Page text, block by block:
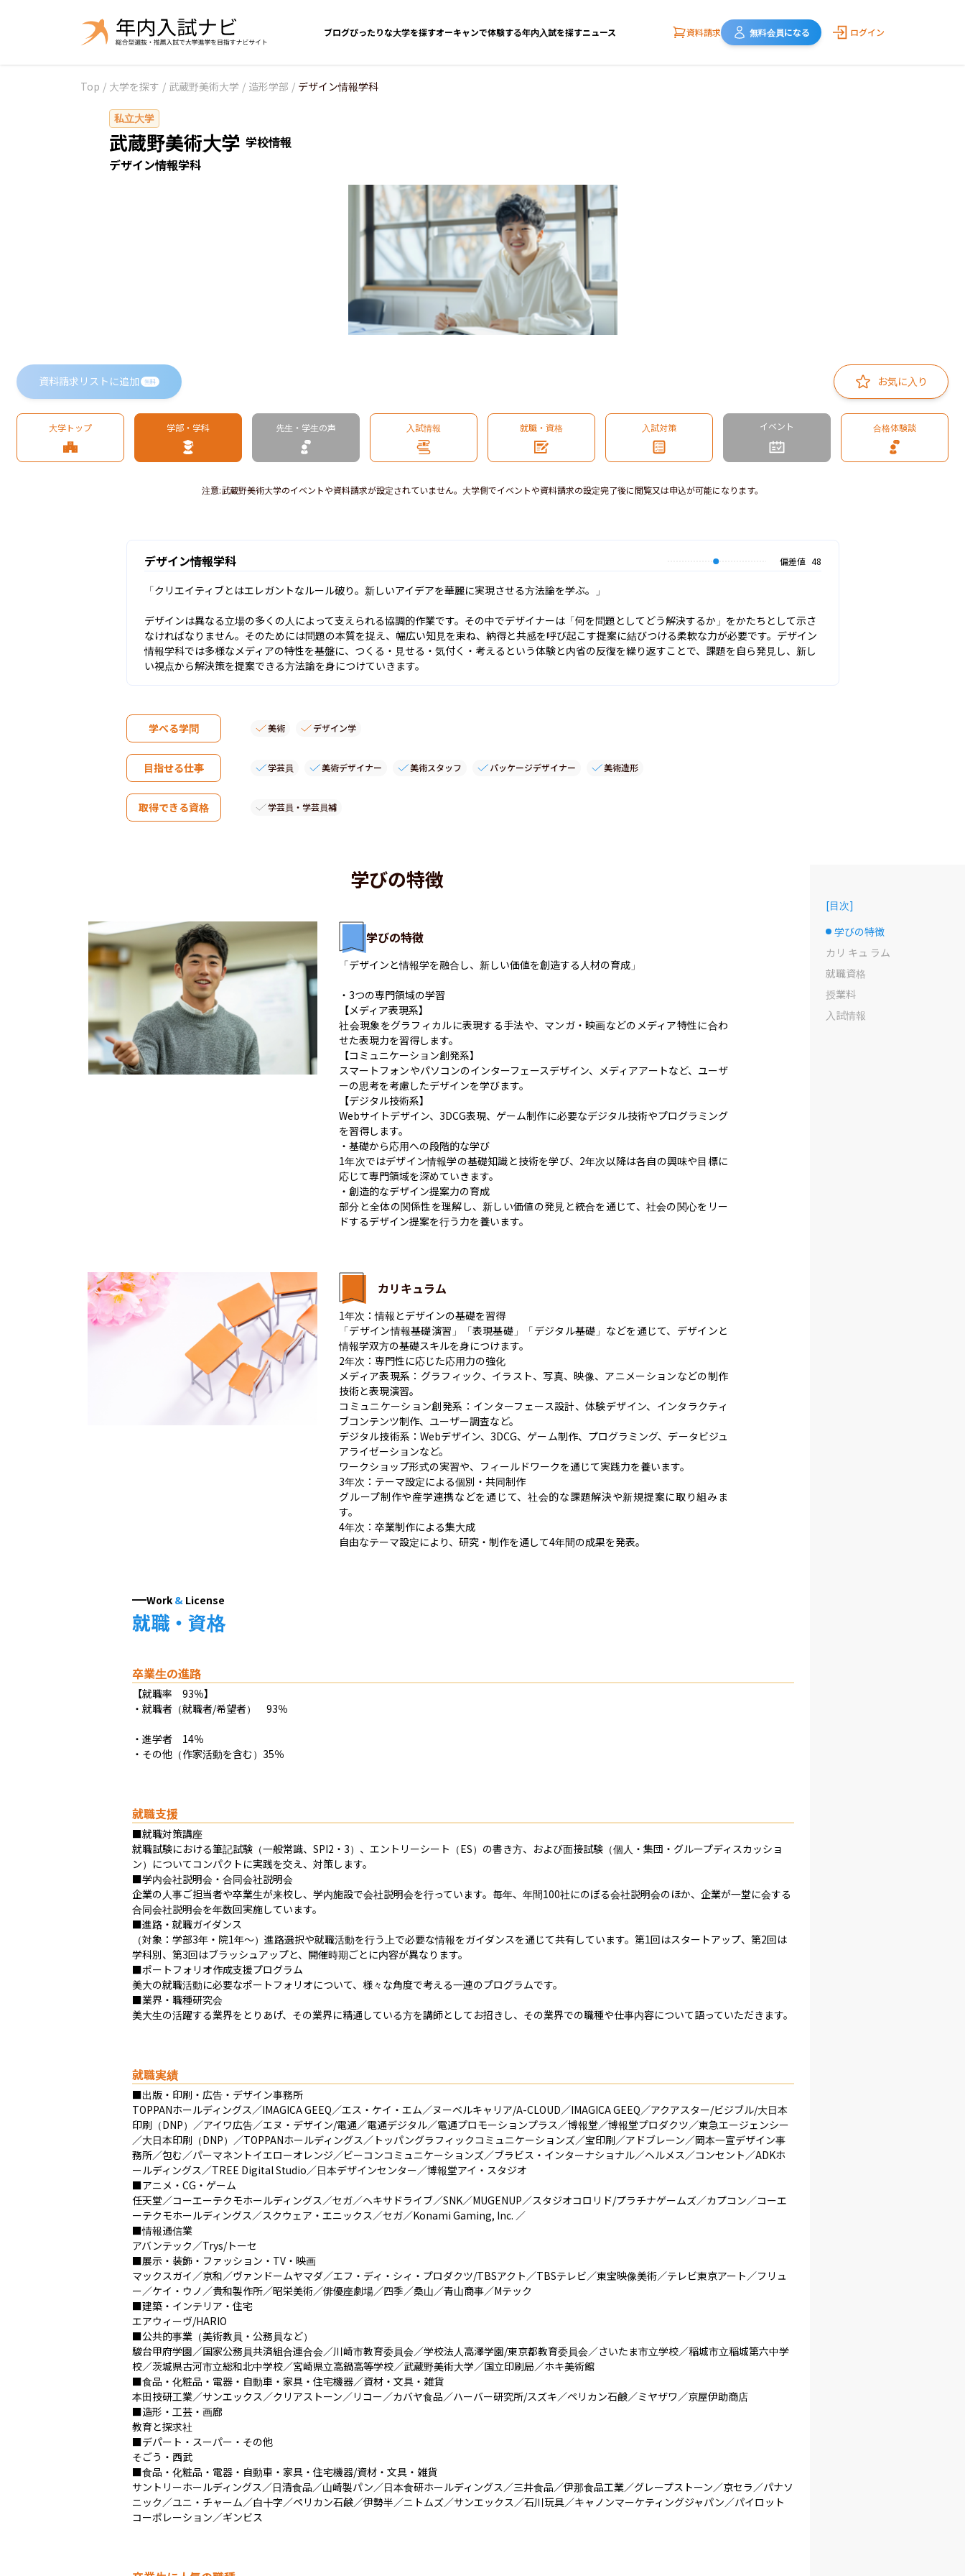
ブログぴったりな大学を探すオーキャンで体験する年内入試を探すニュース 資料請求 無料会員になる ログイン
Top / 大学を探す / 武蔵野美術大学 / 造形学部 / デザイン情報学科
私立大学
武蔵野美術大学 学校情報
デザイン情報学科
資料請求リストに追加 無料 お気に入り
大学トップ 学部・学科 先生・学生の声 入試情報 就職・資格 入試対策 イベント 合格体験談
注意:武蔵野美術大学のイベントや資料請求が設定されていません。大学側でイベントや資料請求の設定完了後に閲覧又は申込が可能になります。
デザイン情報学科 偏差値 48
「クリエイティブとはエレガントなルール破り。新しいアイデアを華麗に実現させる方法論を学ぶ。」
デザインは異なる立場の多くの人によって支えられる協調的作業です。その中でデザイナーは「何を問題としてどう解決するか」をかたちとして示さ
なければなりません。そのためには問題の本質を捉え、幅広い知見を束ね、納得と共感を呼び起こす提案に結びつける柔軟な力が必要です。デザイン
情報学科では多様なメディアの特性を基盤に、つくる・見せる・気付く・考えるという体験と内省の反復を繰り返すことで、課題を自ら発見し、新し
い視点から解決策を提案できる方法論を身につけていきます。
学べる学問 美術 デザイン学
目指せる仕事 学芸員 美術デザイナー 美術スタッフ パッケージデザイナー 美術造形
取得できる資格 学芸員・学芸員補
学びの特徴
学びの特徴
「デザインと情報学を融合し、新しい価値を創造する人材の育成」
・3つの専門領域の学習
【メディア表現系】
​社会現象をグラフィカルに表現する手法や、マンガ・映画などのメディア特性に合わ
せた表現力を習得します。 ​
【コミュニケーション創発系】
​スマートフォンやパソコンのインターフェースデザイン、メディアアートなど、ユーザ
ーの思考を考慮したデザインを学びます。 ​
【デジタル技術系】
​Webサイトデザイン、3DCG表現、ゲーム制作に必要なデジタル技術やプログラミング
を習得します。 ​
・基礎から応用への段階的な学び
1年次ではデザイン情報学の基礎知識と技術を学び、2年次以降は各自の興味や目標に
応じて専門領域を深めていきます。
・創造的なデザイン提案力の育成
部分と全体の関係性を理解し、新しい価値の発見と統合を通じて、社会の関心をリー
ドするデザイン提案を行う力を養います。
カリキュラム
1年次：情報とデザインの基礎を習得
「デザイン情報基礎演習」「表現基礎」「デジタル基礎」などを通じて、デザインと
情報学双方の基礎スキルを身につけます。
2年次：専門性に応じた応用力の強化
メディア表現系：グラフィック、イラスト、写真、映像、アニメーションなどの制作
技術と表現演習。
コミュニケーション創発系：インターフェース設計、体験デザイン、インタラクティ
ブコンテンツ制作、ユーザー調査など。
デジタル技術系：Webデザイン、3DCG、ゲーム制作、プログラミング、データビジュ
アライゼーションなど。
ワークショップ形式の実習や、フィールドワークを通じて実践力を養います。
3年次：テーマ設定による個別・共同制作
グループ制作や産学連携などを通じて、社会的な課題解決や新規提案に取り組みま
す。
4年次：卒業制作による集大成
自由なテーマ設定により、研究・制作を通して4年間の成果を発表。
Work & License
就職・資格
卒業生の進路
【就職率　93％】
・就職者（就職者/希望者）　93％
・進学者　14％
・その他（作家活動を含む）35％
就職支援
■就職対策講座
就職試験における筆記試験（一般常識、SPI2・3）、エントリーシート（ES）の書き方、および面接試験（個人・集団・グループディスカッショ
ン）についてコンパクトに実践を交え、対策します。
■学内会社説明会・合同会社説明会
企業の人事ご担当者や卒業生が来校し、学内施設で会社説明会を行っています。毎年、年間100社にのぼる会社説明会のほか、企業が一堂に会する
合同会社説明会を年数回実施しています。
■進路・就職ガイダンス
（対象：学部3年・院1年～）進路選択や就職活動を行う上で必要な情報をガイダンスを通じて共有しています。第1回はスタートアップ、第2回は
学科別、第3回はブラッシュアップと、開催時期ごとに内容が異なります。
■ポートフォリオ作成支援プログラム
美大の就職活動に必要なポートフォリオについて、様々な角度で考える一連のプログラムです。
■業界・職種研究会
美大生の活躍する業界をとりあげ、その業界に精通している方を講師としてお招きし、その業界での職種や仕事内容について語っていただきます。
就職実績
■出版・印刷・広告・デザイン事務所
TOPPANホールディングス／IMAGICA GEEQ／エス・ケイ・エム／ヌーベルキャリア/A-CLOUD／IMAGICA GEEQ／アクアスター/ビジブル/大日本
印刷（DNP）／アイワ広告／エヌ・デザイン/電通／電通デジタル／電通プロモーションプラス／博報堂／博報堂プロダクツ／東急エージェンシー
／大日本印刷（DNP）／TOPPANホールディングス／トッパングラフィックコミュニケーションズ／宝印刷／アドブレーン／岡本一宣デザイン事
務所／包む／パーマネントイエローオレンジ／ビーコンコミュニケーションズ／ブラビス・インターナショナル／ヘルメス／コンセント／ADKホ
ールディングス／TREE Digital Studio／日本デザインセンター／博報堂アイ・スタジオ
■アニメ・CG・ゲーム
任天堂／コーエーテクモホールディングス／セガ／ヘキサドライブ／SNK／MUGENUP／スタジオコロリド/プラチナゲームズ／カプコン／コーエ
ーテクモホールディングス／スクウェア・エニックス／セガ／Konami Gaming, Inc. ／
■情報通信業
アバンテック／Trys/トーセ
■展示・装飾・ファッション・TV・映画
マックスガイ／京和／ヴァンドームヤマダ／エフ・ディ・シィ・プロダクツ/TBSアクト／TBSテレビ／東宝映像美術／テレビ東京アート／フリュ
ー／ケイ・ウノ／貴和製作所／昭栄美術／俳優座劇場／四季／桑山／青山商事／Mテック
■建築・インテリア・住宅
エアウィーヴ/HARIO
■公共的事業（美術教員・公務員など）
駿台甲府学園／国家公務員共済組合連合会／川崎市教育委員会／学校法人高澤学園/東京都教育委員会／さいたま市立学校／稲城市立稲城第六中学
校／茨城県古河市立総和北中学校／宮崎県立高鍋高等学校／武蔵野美術大学／国立印刷局／ホキ美術館
■食品・化粧品・電器・自動車・家具・住宅機器／資材・文具・雑貨
本田技研工業／サンエックス／クリアストーン／リコー／カバヤ食品／ハーバー研究所/スズキ／ペリカン石鹸／ミヤザワ／京屋伊助商店
■造形・工芸・画廊
教育と探求社
■デパート・スーパー・その他
そごう・西武
■食品・化粧品・電器・自動車・家具・住宅機器/資材・文具・雑貨
サントリーホールディングス／日清食品／山崎製パン／日本食研ホールディングス／三井食品／伊那食品工業／グレープストーン／京セラ／パナソ
ニック／ユニ・チャーム／白十字／ペリカン石鹸／伊勢半／ニトムズ／サンエックス／石川玩具／キャノンマーケティングジャパン／パイロット
コーポレーション／ギンビス
[目次]
選択中のドット
学びの特徴
カリ キュ ラム
就職資格
授業料
入試情報